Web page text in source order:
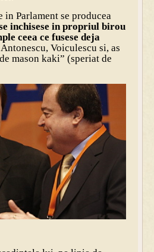
in Parlament se producea
inchisese in propriul birou
ceea ce fusese deja
Voiculescu si, as
mason kaki” (speriat de